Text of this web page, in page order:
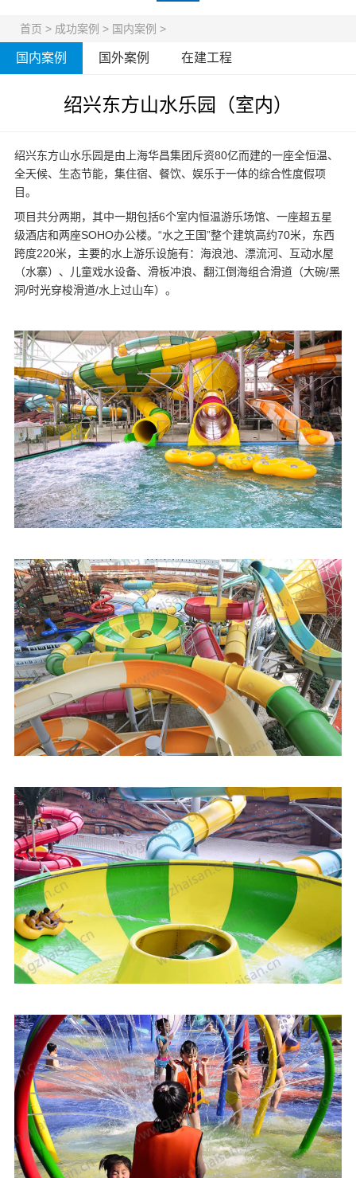
首页 > 成功案例 > 国内案例 >
国内案例 国外案例 在建工程
绍兴东方山水乐园（室内）
绍兴东方山水乐园是由上海华昌集团斥资80亿而建的一座全恒温、
全天候、生态节能，集住宿、餐饮、娱乐于一体的综合性度假项
目。
项目共分两期，其中一期包括6个室内恒温游乐场馆、一座超五星
级酒店和两座SOHO办公楼。“水之王国”整个建筑高约70米，东西
跨度220米，主要的水上游乐设施有：海浪池、漂流河、互动水屋
（水寨）、儿童戏水设备、滑板冲浪、翻江倒海组合滑道（大碗/黑
洞/时光穿梭滑道/水上过山车）。